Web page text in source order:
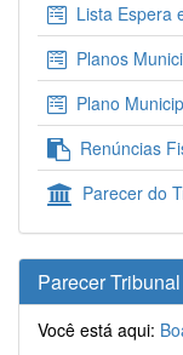
Lista Espera
Planos
Plano
Renúncias
Parecer do
Parecer
Você está aqui: